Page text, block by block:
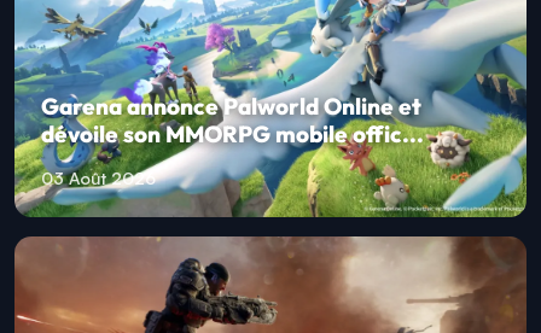
Garena annonce Palworld Online et
dévoile son MMORPG mobile offic...
03 Août 2026